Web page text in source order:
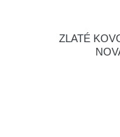
ZLATÉ